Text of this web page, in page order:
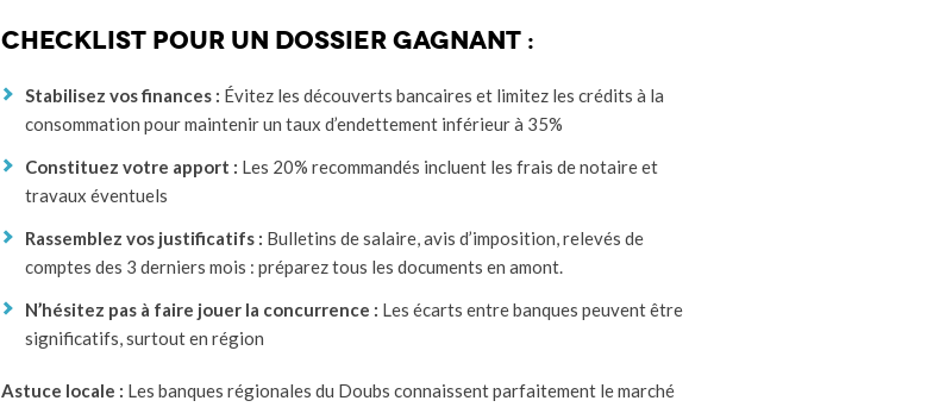
Checklist pour un dossier gagnant :
Stabilisez vos finances : Évitez les découverts bancaires et limitez les crédits à la
consommation pour maintenir un taux d’endettement inférieur à 35%
Constituez votre apport : Les 20% recommandés incluent les frais de notaire et
travaux éventuels
Rassemblez vos justificatifs : Bulletins de salaire, avis d’imposition, relevés de
comptes des 3 derniers mois : préparez tous les documents en amont.
N’hésitez pas à faire jouer la concurrence : Les écarts entre banques peuvent être
significatifs, surtout en région
Astuce locale : Les banques régionales du Doubs connaissent parfaitement le marché